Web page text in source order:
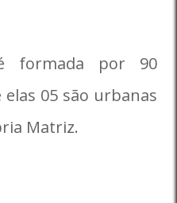
formada por 90
05 são urbanas
Matriz.